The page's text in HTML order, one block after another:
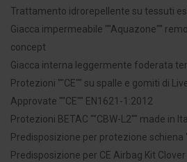
Trattamento idrorepellente su tessuti
Giacca impermeabile ""Aquazone""
concept
Giacca interna leggermente foderata
Protezioni ""CE"" su spalle e gomiti di
Approvate ""CE"" EN1621-1:2012
Protezioni BETAC ""CBW-L2"" made in
Predisposizione per protezione schiena
Predisposizione per CE Airbag Kit Clover